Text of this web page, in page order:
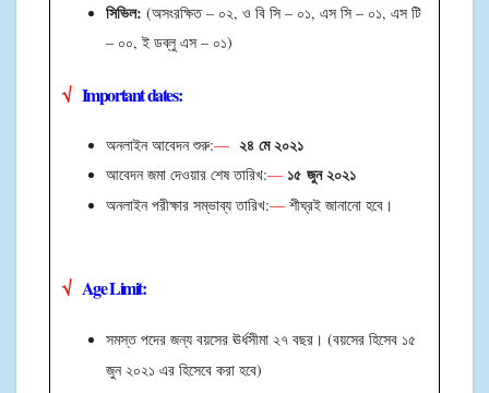
সিভিল: (অসংরক্ষিত – ০২, ও বি সি – ০১, এস সি – ০১, এস টি
– ০০, ই ডব্লু এস – ০১)
√ Important dates:
অনলাইন আবেদন শুরু:— ২৪ মে ২০২১
আবেদন জমা দেওয়ার শেষ তারিখ:— ১৫ জুন ২০২১
অনলাইন পরীক্ষার সম্ভাব্য তারিখ:—শীঘ্রই জানানো হবে।
√ Age Limit:
সমস্ত পদের জন্য বয়সের ঊর্ধসীমা ২৭ বছর। (বয়সের হিসেব ১৫
জুন ২০২১ এর হিসেবে করা হবে)